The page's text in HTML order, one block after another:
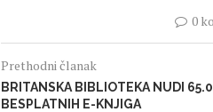
0
Prethodni članak
BRITANSKA BIBLIOTEKA NUDI
BESPLATNIH E-KNJIGA